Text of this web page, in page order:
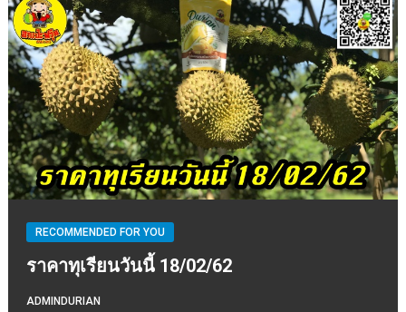
RECOMMENDED FOR YOU
ราคาทุเรียนวันนี้ 18/02/62
ADMINDURIAN